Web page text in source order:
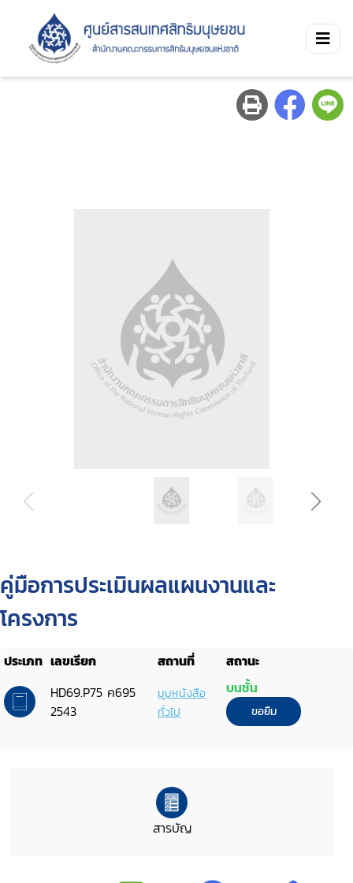
คู่มือการประเมินผลแผนงานและ
โครงการ
ประเภท เลขเรียก สถานที่
สถานะ
HD69.P75 ค695
2543
มุมหนังสือ
ทั่วไป
บนชั้น
ขอยืม
สารบัญ